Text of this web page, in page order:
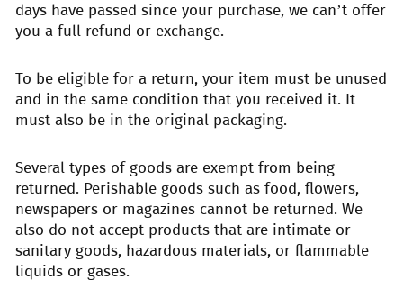
days have passed since your purchase, we can’t offer
you a full refund or exchange.
To be eligible for a return, your item must be unused
and in the same condition that you received it. It
must also be in the original packaging.
Several types of goods are exempt from being
returned. Perishable goods such as food, flowers,
newspapers or magazines cannot be returned. We
also do not accept products that are intimate or
sanitary goods, hazardous materials, or flammable
liquids or gases.